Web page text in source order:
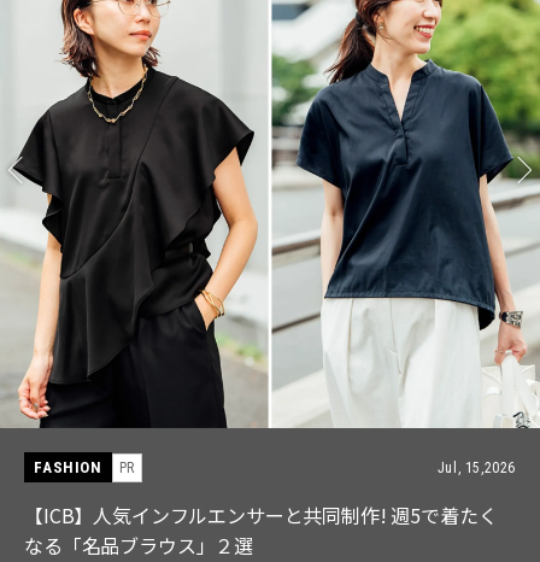
FASHION Jul, 28,2026
【中島健人さん登場】余裕のある先輩の「オシャレ」大
特集｜CLASSY.9月号発売